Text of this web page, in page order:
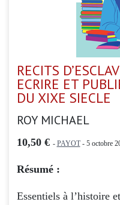
RECITS
ECRIRE ET
DU XIXE SIECLE
ROY MICHAEL
10,50 € - PAYOT- 5 octobre
Résumé :
Essentiels à l’histoire